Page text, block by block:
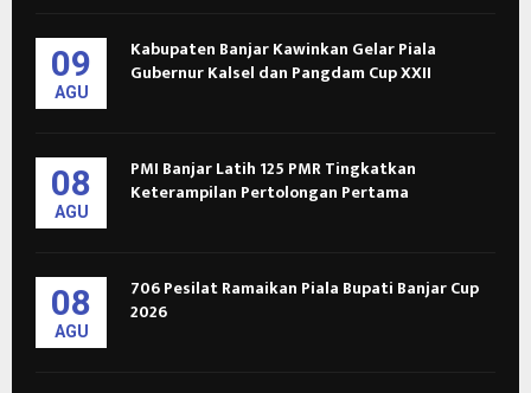
09
AGU
Kabupaten Banjar Kawinkan Gelar Piala
Gubernur Kalsel dan Pangdam Cup XXII
08
AGU
PMI Banjar Latih 125 PMR Tingkatkan
Keterampilan Pertolongan Pertama
08
AGU
706 Pesilat Ramaikan Piala Bupati Banjar Cup
2026